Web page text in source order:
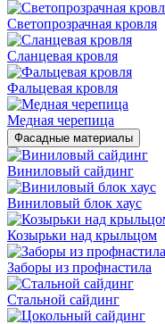
Светопрозрачная кровля
Сланцевая кровля
Фальцевая кровля
Медная черепица
Фасадные материалы
Виниловый сайдинг
Виниловый блок хаус
Козырьки над крыльцом
Заборы из профнастила
Стальной сайдинг